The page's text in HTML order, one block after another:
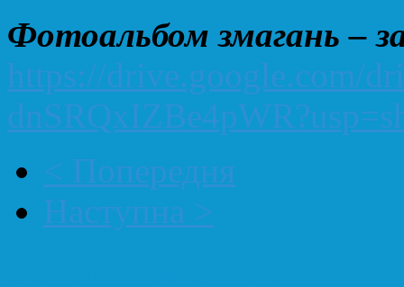
Фотоальбом змагань –
https://drive.google.com/
< Попередня
Наступна >